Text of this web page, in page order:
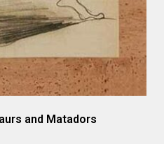
and Matadors